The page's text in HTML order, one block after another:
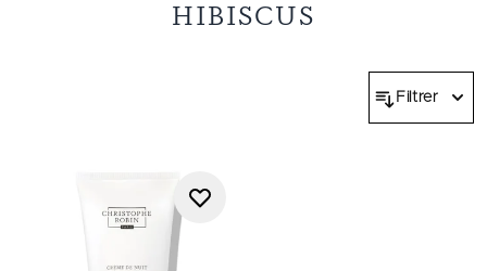
HIBISCUS
Filtrer